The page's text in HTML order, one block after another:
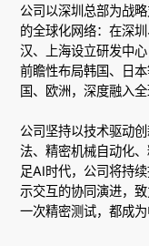
公司以深圳总部为战
的全球化网络：在深
汉、上海设立研发中
前瞻性布局韩国、日
国、欧洲，深度融入全
公司坚持以技术驱动
法、精密机械自动化
足AI时代，公司将持
示交互的协同演进，
一次精密测试，都成